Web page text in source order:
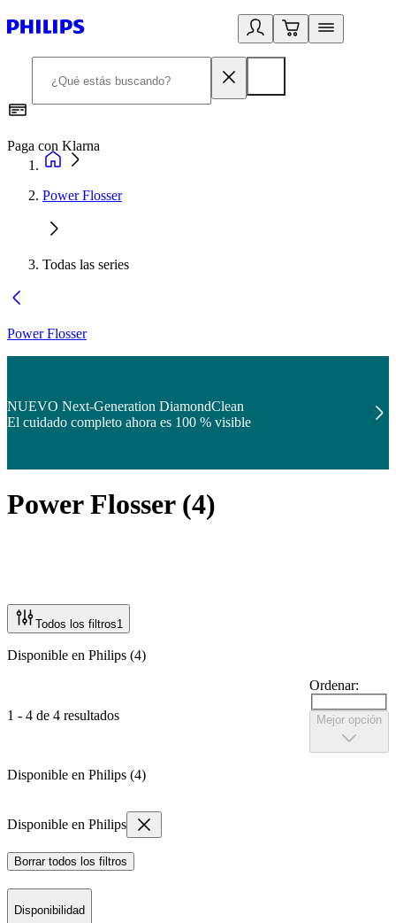
Paga con Klarna
Power Flosser
Todas las series
Power Flosser
NUEVO Next-Generation DiamondClean
El cuidado completo ahora es 100 % visible
Power Flosser(4)
Todos los filtros1
Disponible en Philips (4)
1 - 4 de 4 resultados
Ordenar:
Mejor opción
Disponible en Philips (4)
Disponible en Philips
Borrar todos los filtros
Disponibilidad